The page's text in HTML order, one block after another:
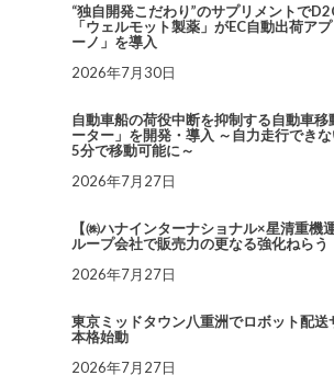
“独自開発こだわり”のサプリメントで
「ウェルモット製薬」がEC自動出荷ア
ーノ」を導入
2026年7月30日
自動車船の荷役中断を抑制する自動車移
ーター」を開発・導入 ～自力走行でき
5分で移動可能に～
2026年7月27日
【㈱ハナインターナショナル×星清重機
ループ会社で販売力の更なる強化ねらう
2026年7月27日
東京ミッドタウン八重洲でロボット配送
本格始動
2026年7月27日